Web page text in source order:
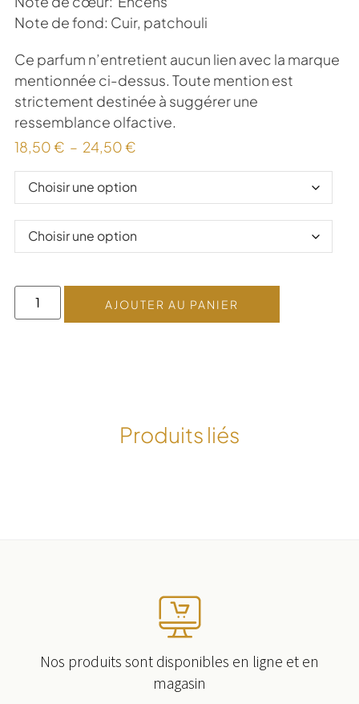
Note de fond: Cuir, patchouli
Ce parfum n’entretient aucun lien avec la marque
mentionnée ci-dessus. Toute mention est
strictement destinée à suggérer une
ressemblance olfactive.
18,50€ – 24,50€
AJOUTER AU PANIER
Produits liés
Nos produits sont disponibles en ligne et en
magasin